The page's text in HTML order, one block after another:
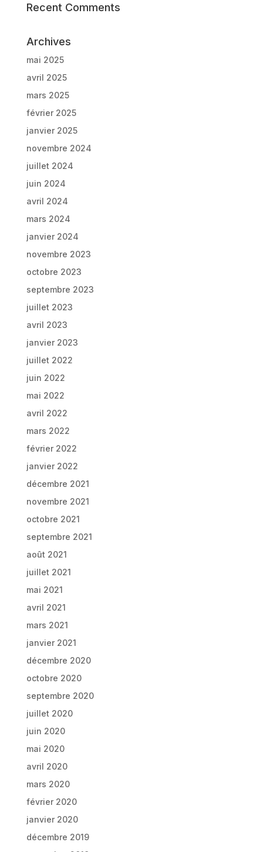
Recent Comments
Archives
mai 2025
avril 2025
mars 2025
février 2025
janvier 2025
novembre 2024
juillet 2024
juin 2024
avril 2024
mars 2024
janvier 2024
novembre 2023
octobre 2023
septembre 2023
juillet 2023
avril 2023
janvier 2023
juillet 2022
juin 2022
mai 2022
avril 2022
mars 2022
février 2022
janvier 2022
décembre 2021
novembre 2021
octobre 2021
septembre 2021
août 2021
juillet 2021
mai 2021
avril 2021
mars 2021
janvier 2021
décembre 2020
octobre 2020
septembre 2020
juillet 2020
juin 2020
mai 2020
avril 2020
mars 2020
février 2020
janvier 2020
décembre 2019